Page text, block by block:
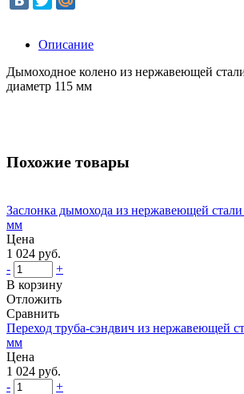
Описание
Дымоходное колено из нержавеющей
диаметр 115 мм
Похожие товары
Заслонка дымохода из нержавеющей
мм
Цена
1 024 руб.
-
+
В корзину
Отложить
Сравнить
Переход труба-сэндвич из нержавеющей
мм
Цена
1 024 руб.
-
+